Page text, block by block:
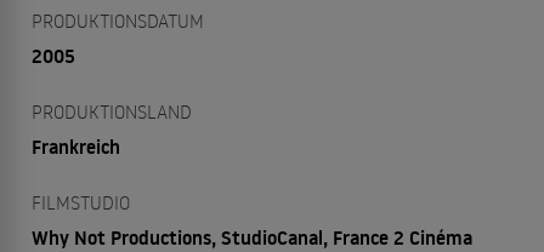
PRODUKTIONSDATUM
2005
PRODUKTIONSLAND
Frankreich
FILMSTUDIO
Why Not Productions, StudioCanal, France 2 Cinéma